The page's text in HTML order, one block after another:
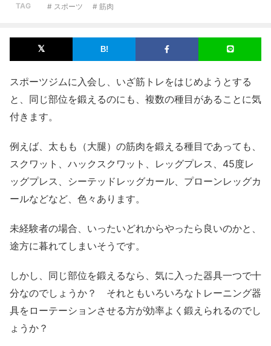
TAG # スポーツ # 筋肉
スポーツジムに入会し、いざ筋トレをはじめようとする
と、同じ部位を鍛えるのにも、複数の種目があることに気
付きます。
例えば、太もも（大腿）の筋肉を鍛える種目であっても、
スクワット、ハックスクワット、レッグプレス、45度レ
ッグプレス、シーテッドレッグカール、プローンレッグカ
ールなどなど、色々あります。
未経験者の場合、いったいどれからやったら良いのかと、
途方に暮れてしまいそうです。
しかし、同じ部位を鍛えるなら、気に入った器具一つで十
分なのでしょうか？ それともいろいろなトレーニング器
具をローテーションさせる方が効率よく鍛えられるのでし
ょうか？